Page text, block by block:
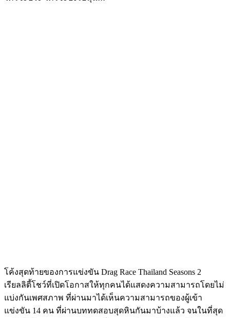
โค้งสุดท้ายของการแข่งขัน Drag Race Thailand Seasons 2
เรียลลิตี้โชว์ที่เปิดโอกาสให้ทุกคนได้แสดงความสามารถโดยไม่
แบ่งกันเพศสภาพ ที่ผ่านมาได้เห็นความสามารถของผู้เข้า
แข่งขัน 14 คน ที่ผ่านบททดสอบสุดหินกันมาบ้างแล้ว จนในที่สุด